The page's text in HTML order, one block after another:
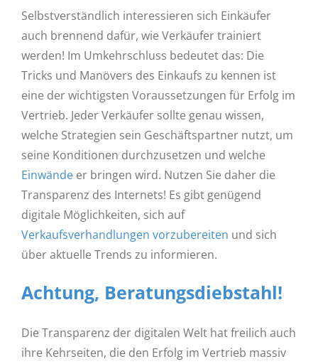
Selbstverständlich interessieren sich Einkäufer
auch brennend dafür, wie Verkäufer trainiert
werden! Im Umkehrschluss bedeutet das: Die
Tricks und Manövers des Einkaufs zu kennen ist
eine der wichtigsten Voraussetzungen für Erfolg im
Vertrieb. Jeder Verkäufer sollte genau wissen,
welche Strategien sein Geschäftspartner nutzt, um
seine Konditionen durchzusetzen und welche
Einwände er bringen wird. Nutzen Sie daher die
Transparenz des Internets! Es gibt genügend
digitale Möglichkeiten, sich auf
Verkaufsverhandlungen vorzubereiten und sich
über aktuelle Trends zu informieren.
Achtung, Beratungsdiebstahl!
Die Transparenz der digitalen Welt hat freilich auch
ihre Kehrseiten, die den Erfolg im Vertrieb massiv